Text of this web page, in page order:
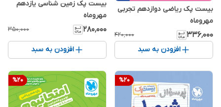
بیست پک ریاضی دوازدهم تجربی
مهروماه
۳۳۶٬۰۰۰ ۴۲۰٬۰۰۰
افزودن به سبد
بیست پک زمین شناسی یازدهم
مهروماه
۲۸۰٬۰۰۰ ۳۵۰٬۰۰۰
افزودن به سبد
%20
%20